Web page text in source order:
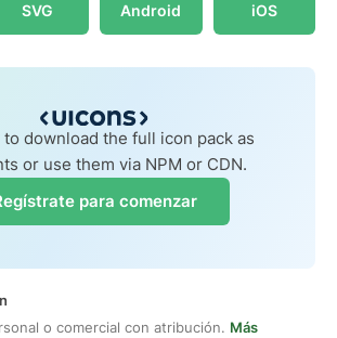
SVG Android iOS
to download the full icon pack as
or use them via NPM or CDN.
para comenzar
o comercial con atribución. Más